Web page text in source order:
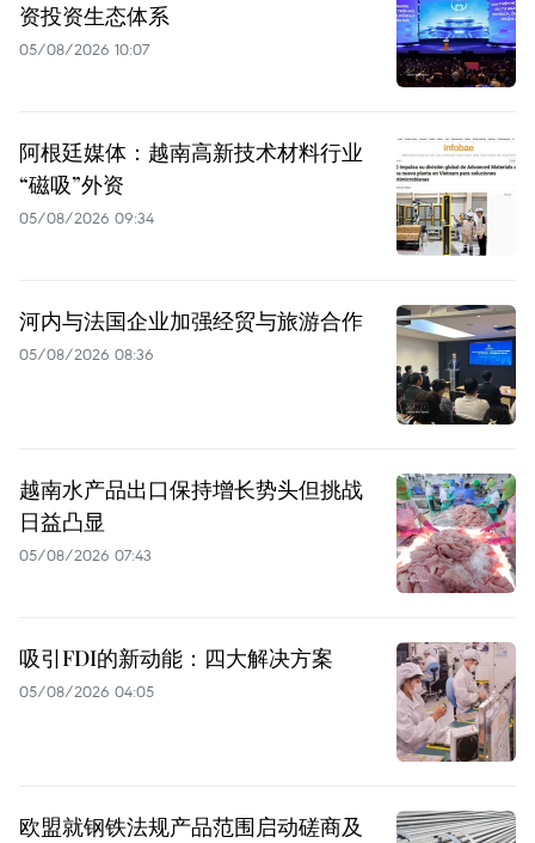
资投资生态体系
05/08/2026 10:07
阿根廷媒体：越南高新技术材料行业
“磁吸”外资
05/08/2026 09:34
河内与法国企业加强经贸与旅游合作
05/08/2026 08:36
越南水产品出口保持增长势头但挑战
日益凸显
05/08/2026 07:43
吸引FDI的新动能：四大解决方案
05/08/2026 04:05
欧盟就钢铁法规产品范围启动磋商及